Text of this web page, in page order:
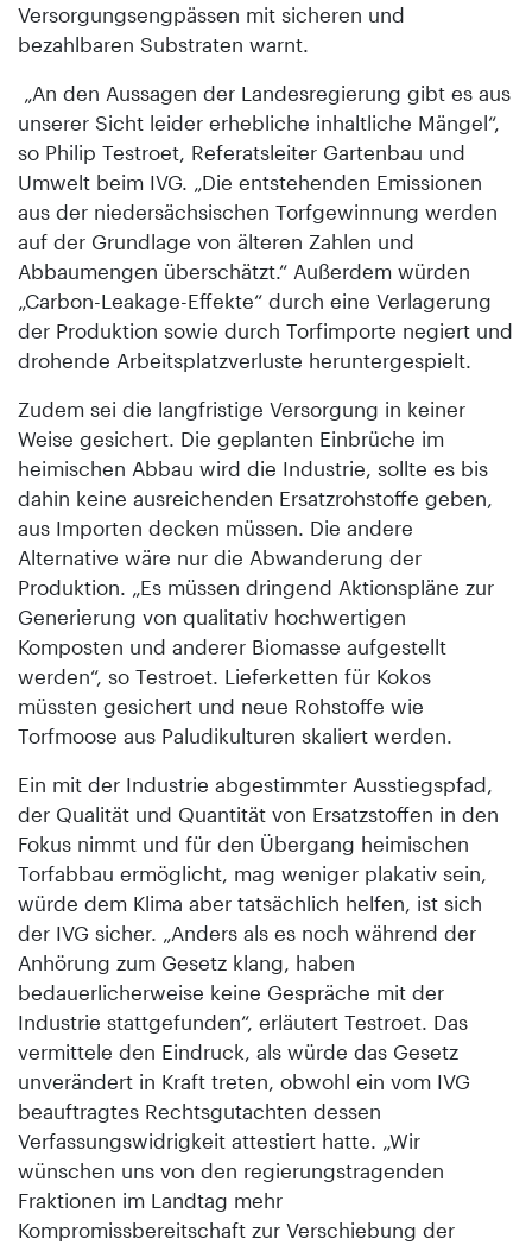
Versorgungsengpässen mit sicheren und
bezahlbaren Substraten warnt.
„An den Aussagen der Landesregierung gibt es aus
unserer Sicht leider erhebliche inhaltliche Mängel“,
so Philip Testroet, Referatsleiter Gartenbau und
Umwelt beim IVG. „Die entstehenden Emissionen
aus der niedersächsischen Torfgewinnung werden
auf der Grundlage von älteren Zahlen und
Abbaumengen überschätzt.“ Außerdem würden
„Carbon-Leakage-Effekte“ durch eine Verlagerung
der Produktion sowie durch Torfimporte negiert und
drohende Arbeitsplatzverluste heruntergespielt.
Zudem sei die langfristige Versorgung in keiner
Weise gesichert. Die geplanten Einbrüche im
heimischen Abbau wird die Industrie, sollte es bis
dahin keine ausreichenden Ersatzrohstoffe geben,
aus Importen decken müssen. Die andere
Alternative wäre nur die Abwanderung der
Produktion. „Es müssen dringend Aktionspläne zur
Generierung von qualitativ hochwertigen
Komposten und anderer Biomasse aufgestellt
werden“, so Testroet. Lieferketten für Kokos
müssten gesichert und neue Rohstoffe wie
Torfmoose aus Paludikulturen skaliert werden.
Ein mit der Industrie abgestimmter Ausstiegspfad,
der Qualität und Quantität von Ersatzstoffen in den
Fokus nimmt und für den Übergang heimischen
Torfabbau ermöglicht, mag weniger plakativ sein,
würde dem Klima aber tatsächlich helfen, ist sich
der IVG sicher. „Anders als es noch während der
Anhörung zum Gesetz klang, haben
bedauerlicherweise keine Gespräche mit der
Industrie stattgefunden“, erläutert Testroet. Das
vermittele den Eindruck, als würde das Gesetz
unverändert in Kraft treten, obwohl ein vom IVG
beauftragtes Rechtsgutachten dessen
Verfassungswidrigkeit attestiert hatte. „Wir
wünschen uns von den regierungstragenden
Fraktionen im Landtag mehr
Kompromissbereitschaft zur Verschiebung der